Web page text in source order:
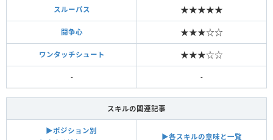
スルーパス ★★★★★
闘争心 ★★★☆☆
ワンタッチシュート ★★★☆☆
- -
スキルの関連記事
▶︎ポジション別
▶︎各スキルの意味と一覧